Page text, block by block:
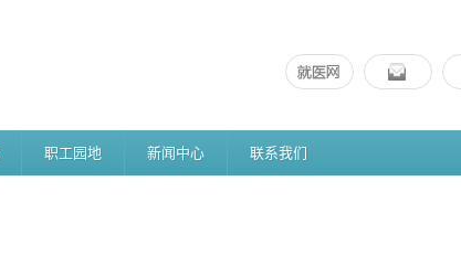
职工园地 新闻中心 联系我们